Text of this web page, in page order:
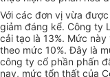
Với các đơn vị vừa
giảm đáng kể. Công ty
cải tạo là 13%. Mức
theo mức 10%. Đây là
công ty cổ phần phấn
nay, mức tổn thất của